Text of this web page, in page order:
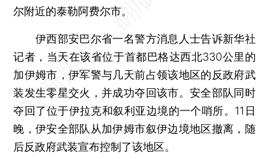
尔附近的泰勒阿费尔市。
伊西部安巴尔省一名警方消息人士告诉新华社
记者，当天在该省位于首都巴格达西北330公里的
加伊姆市，伊军警与几天前占领该地区的反政府武
装发生零星交火，并成功夺回该市。安全部队同时
夺回了位于伊拉克和叙利亚边境的一个哨所。11日
晚，伊安全部队从加伊姆市叙伊边境地区撤离，随
后反政府武装宣布控制了该地区。